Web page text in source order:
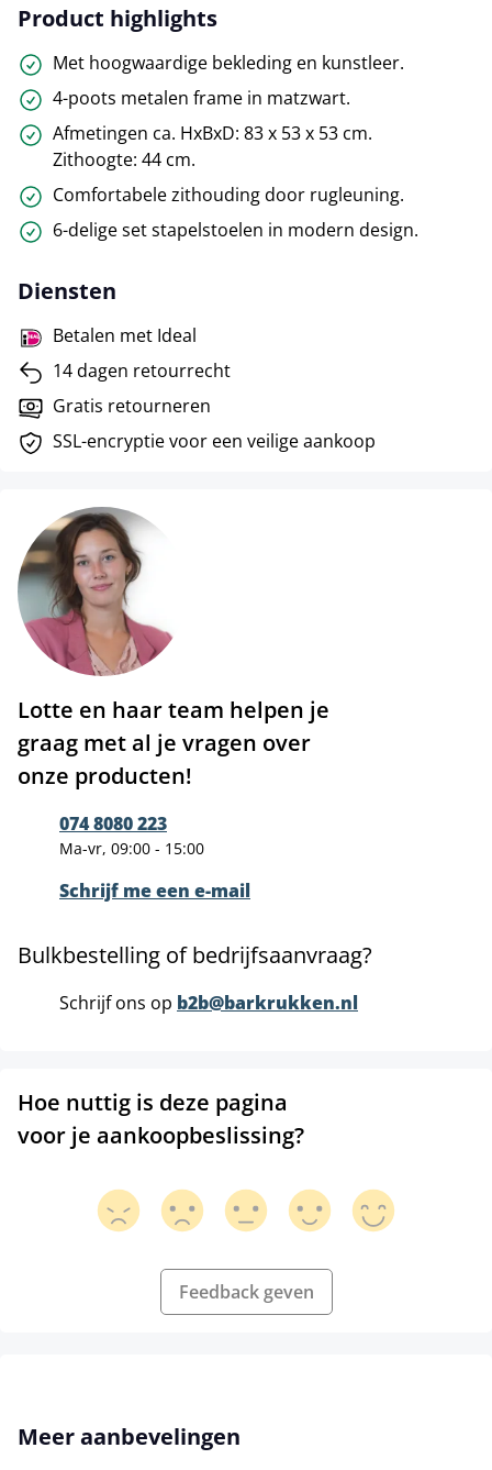
Product highlights
Met hoogwaardige bekleding en kunstleer.
4-poots metalen frame in matzwart.
Afmetingen ca. HxBxD: 83 x 53 x 53 cm.
Zithoogte: 44 cm.
Comfortabele zithouding door rugleuning.
6-delige set stapelstoelen in modern design.
Diensten
Betalen met Ideal
14 dagen retourrecht
Gratis retourneren
SSL-encryptie voor een veilige aankoop
Lotte en haar team helpen je
graag met al je vragen over
onze producten!
074 8080 223
Ma-vr, 09:00 - 15:00
Schrijf me een e-mail
Bulkbestelling of bedrijfsaanvraag?
Schrijf ons op b2b@barkrukken.nl
Hoe nuttig is deze pagina
voor je aankoopbeslissing?
Feedback geven
Productgalerij overslaan
Meer aanbevelingen